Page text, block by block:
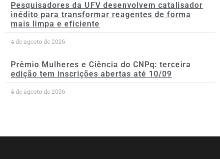
Pesquisadores da UFV desenvolvem catalisador
inédito para transformar reagentes de forma
mais limpa e eficiente
4 de agosto de 2026
Prêmio Mulheres e Ciência do CNPq: terceira
edição tem inscrições abertas até 10/09
4 de agosto de 2026